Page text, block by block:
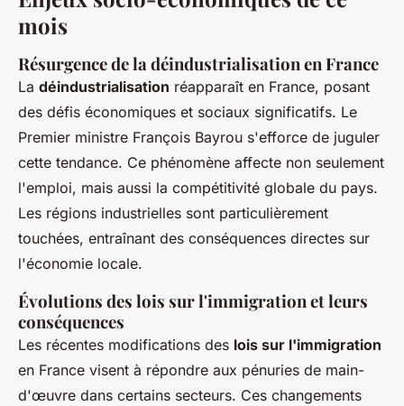
mois
Résurgence de la déindustrialisation en France
La déindustrialisation réapparaît en France, posant
des défis économiques et sociaux significatifs. Le
Premier ministre François Bayrou s'efforce de juguler
cette tendance. Ce phénomène affecte non seulement
l'emploi, mais aussi la compétitivité globale du pays.
Les régions industrielles sont particulièrement
touchées, entraînant des conséquences directes sur
l'économie locale.
Évolutions des lois sur l'immigration et leurs
conséquences
Les récentes modifications des lois sur l'immigration
en France visent à répondre aux pénuries de main-
d'œuvre dans certains secteurs. Ces changements